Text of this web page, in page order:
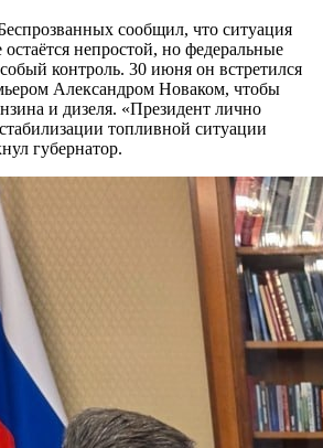
сообщил, что ситуация
непростой, но федеральные
контроль. 30 июня он встретился
Александром Новаком, чтобы
и дизеля. «Президент лично
топливной ситуации
губернатор.